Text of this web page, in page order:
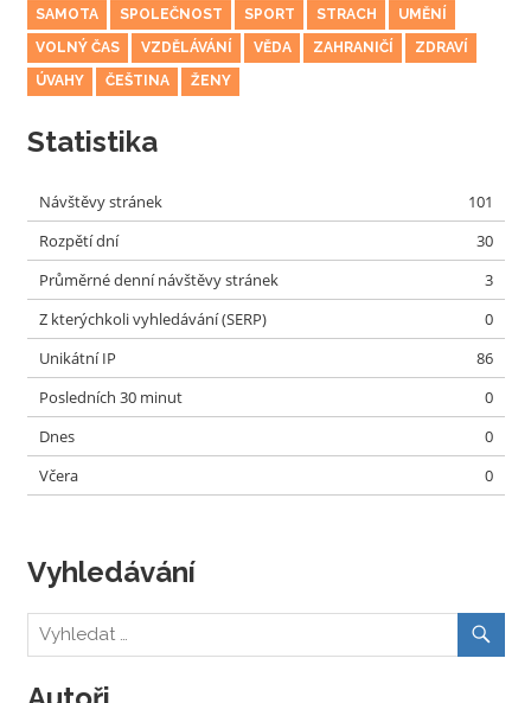
SAMOTA SPOLEČNOST SPORT STRACH UMĚNÍ
VOLNÝ ČAS VZDĚLÁVÁNÍ VĚDA ZAHRANIČÍ ZDRAVÍ
ÚVAHY ČEŠTINA ŽENY
Statistika
Návštěvy stránek
101
Rozpětí dní
30
Průměrné denní návštěvy stránek
3
Z kterýchkoli vyhledávání (SERP)
0
Unikátní IP
86
Posledních 30 minut
0
Dnes
0
Včera
0
Vyhledávání